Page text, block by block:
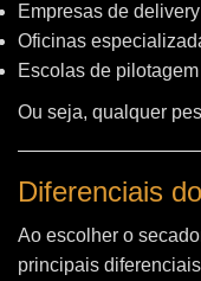
Empresas de delivery
Oficinas
Escolas de pilotagem
Ou seja, qualquer
Diferenciais
Ao escolher o
principais